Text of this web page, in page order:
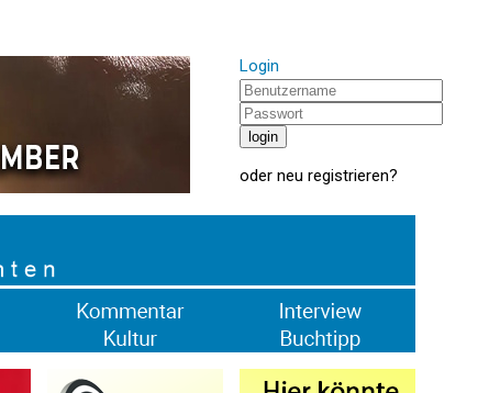
Login
oder neu registrieren?